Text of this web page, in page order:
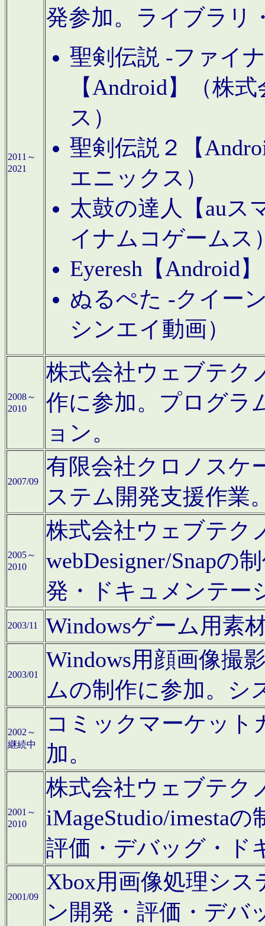
2011～
2021
発参加。ライブラリ
聖剣伝説 -ファイ
【Android】（株
ス）
聖剣伝説２【
エニックス）
太鼓の達人【auス
イナムコゲームス
Eyeresh【Android
ぬるぺた -クイー
シンエイ動画）
2008～
2010
株式会社ウェブテク
作に参加。プログラ
ョン。
2007/09
有限会社クロノスケ
ステム開発支援作業
2005～
2010
株式会社ウェブテク
webDesigner/Snapの
発・ドキュメンテー
2003/11 Windowsゲーム用素
2003/01
Windows用顔画像撮
ムの制作に参加。シ
2002～
継続中
コミックマーケット
加。
2001～
2010
株式会社ウェブテク
iMageStudio/imesta
評価・デバッグ・ド
2001/09
Xbox用画像処理シ
ン開発・評価・デバ